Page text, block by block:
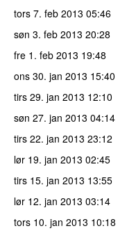
tors 7. feb 2013 05:46
søn 3. feb 2013 20:28
fre 1. feb 2013 19:48
ons 30. jan 2013 15:40
tirs 29. jan 2013 12:10
søn 27. jan 2013 04:14
tirs 22. jan 2013 23:12
lør 19. jan 2013 02:45
tirs 15. jan 2013 13:55
lør 12. jan 2013 03:14
tors 10. jan 2013 10:18